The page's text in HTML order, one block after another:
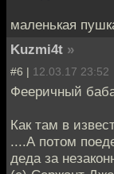
маленькая
Kuzmi4t »
#6 | 12.03.17 23:52
Фееричный
Как там в
....А потом
деда за